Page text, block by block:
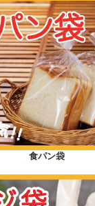
食パン袋